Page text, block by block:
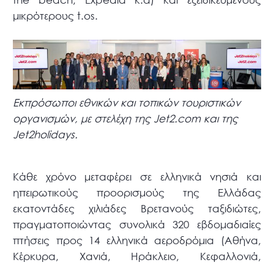
μικρότερους t.os.
Εκπρόσωποι εθνικών και τοπικών τουριστικών
οργανισμών, με στελέχη της Jet2.com και της
Jet2holidays.
Κάθε χρόνο μεταφέρει σε ελληνικά νησιά και
ηπειρωτικούς προορισμούς της Ελλάδας
εκατοντάδες χιλιάδες Βρετανούς ταξιδιώτες,
πραγματοποιώντας συνολικά 320 εβδομαδιαίες
πτήσεις προς 14 ελληνικά αεροδρόμια (Αθήνα,
Κέρκυρα, Χανιά, Ηράκλειο, Κεφαλλονιά,